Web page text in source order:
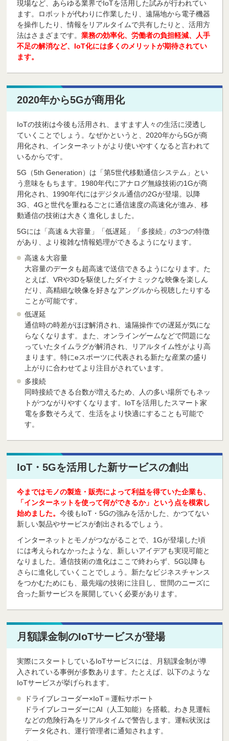
現場など、あらゆる業界でIoTを活用した試みが行われてい
ます。ロボットが代わりに作業したり、遠隔地から電子機器
を操作したり、情報をリアルタイムで共有したりと、活用方
法はさまざまです。業務の効率化、労働者の負担軽減、人手
不足の解消など、IoT化には多くのメリットが期待されてい
ます。
2020年から5Gが商用化
IoTの技術は今後も活用され、ますます人々の生活に浸透し
ていくことでしょう。なぜかというと、2020年から5Gが商
用化され、インターネットがより使いやすくなると言われて
いるからです。
5G（5th Generation）は「第5世代移動通信システム」とい
う意味をもちます。1980年代にアナログ無線技術の1Gが商
用化され、1990年代にはデジタル通信の2Gが登場。以降
3G、4Gと世代を重ねるごとに通信速度の高速化が進み、移
動通信の技術は大きく進化しました。
5Gには「高速＆大容量」「低遅延」「多接続」の3つの特徴
があり、より複雑な情報処理ができるようになります。
高速＆大容量
大容量のデータも超高速で送信できるようになります。た
とえば、VRや3Dを駆使したダイナミックな映像を楽しん
だり、高精細な映像を好きなアングルから視聴したりする
ことが可能です。
低遅延
通信時の時差がほぼ解消され、遠隔操作での遅延が気にな
らなくなります。また、オンラインゲームなどで問題にな
っていたタイムラグが解消され、リアルタイム性がより高
まります。特にeスポーツに代表される新たな産業の盛り
上がりに合わせてより注目がされています。
多接続
同時接続できる台数が増えるため、人の多い場所でもネッ
トがつながりやすくなります。IoTを活用したスマート家
電を多数そろえて、生活をより快適にすることも可能で
す。
IoT・5Gを活用した新サービスの創出
今まではモノの製造・販売によって利益を得ていた企業も、
「インターネットを使って何ができるか」という点を模索し
始めました。今後もIoT・5Gの強みを活かした、かつてない
新しい製品やサービスが創出されるでしょう。
インターネットとモノがつながることで、1Gが登場した頃
には考えられなかったような、新しいアイデアも実現可能と
なりました。通信技術の進化はここで終わらず、5G以降も
さらに進化していくことでしょう。新たなビジネスチャンス
をつかむためにも、最先端の技術に注目し、世間のニーズに
合った新サービスを展開していく必要があります。
月額課金制のIoTサービスが登場
実際にスタートしているIoTサービスには、月額課金制が導
入されている事例が多数あります。たとえば、以下のような
IoTサービスが挙げられます。
ドライブレコーダー×IoT＝運転サポート
ドライブレコーダーにAI（人工知能）を搭載。わき見運転
などの危険行為をリアルタイムで警告します。運転状況は
データ化され、運行管理者に通知されます。